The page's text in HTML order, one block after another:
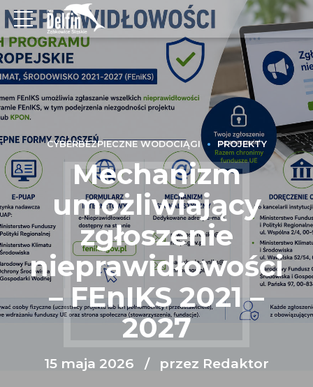
CYBERBEZPIECZNE WODOCIĄGI PROJEKTY
Mechanizm
umożliwiający
zgłoszenie
nieprawidłowości
– FEnIKS 2021 –
2027
15 maja 2026 przez Redaktor